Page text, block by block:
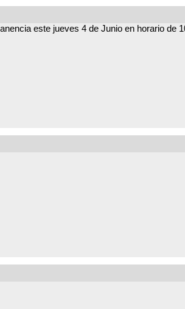
este jueves 4 de Junio en horario de